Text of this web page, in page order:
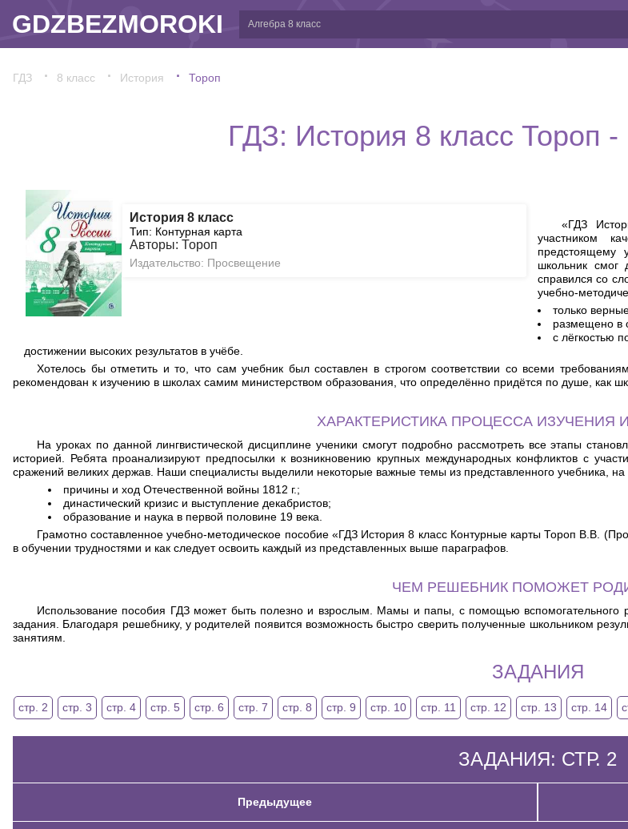
GDZBEZMOROKI
ГДЗ 8 класс История Тороп
ГДЗ: История 8 класс Тороп -
История 8 класс
Тип: Контурная карта
Авторы: Тороп
Издательство: Просвещение
«ГДЗ
участником
предстоящему
школьник смог
справился со
учебно-
только
размещено в
с лёгкостью
достижении высоких результатов в учёбе.
Хотелось бы отметить и то, что сам учебник был составлен в строгом соответствии со всеми
рекомендован к изучению в школах самим министерством образования, что определённо придётся по душе, как
ХАРАКТЕРИСТИКА ПРОЦЕССА ИЗУЧЕНИЯ
На уроках по данной лингвистической дисциплине ученики смогут подробно рассмотреть все этапы
историей. Ребята проанализируют предпосылки к возникновению крупных международных конфликтов с
сражений великих держав. Наши специалисты выделили некоторые важные темы из представленного учебника,
причины и ход Отечественной войны 1812 г.;
династический кризис и выступление декабристов;
образование и наука в первой половине 19 века.
Грамотно составленное учебно-методическое пособие «ГДЗ История 8 класс Контурные карты Тороп В.В.
в обучении трудностями и как следует освоить каждый из представленных выше параграфов.
ЧЕМ РЕШЕБНИК ПОМОЖЕТ
Использование пособия ГДЗ может быть полезно и взрослым. Мамы и папы, с помощью вспомогательного
задания. Благодаря решебнику, у родителей появится возможность быстро сверить полученные школьником
занятиям.
ЗАДАНИЯ
стр. 2 стр. 3 стр. 4 стр. 5 стр. 6 стр. 7 стр. 8 стр. 9 стр. 10 стр. 11 стр. 12 стр. 13 стр. 14
ЗАДАНИЯ: СТР. 2
Предыдущее